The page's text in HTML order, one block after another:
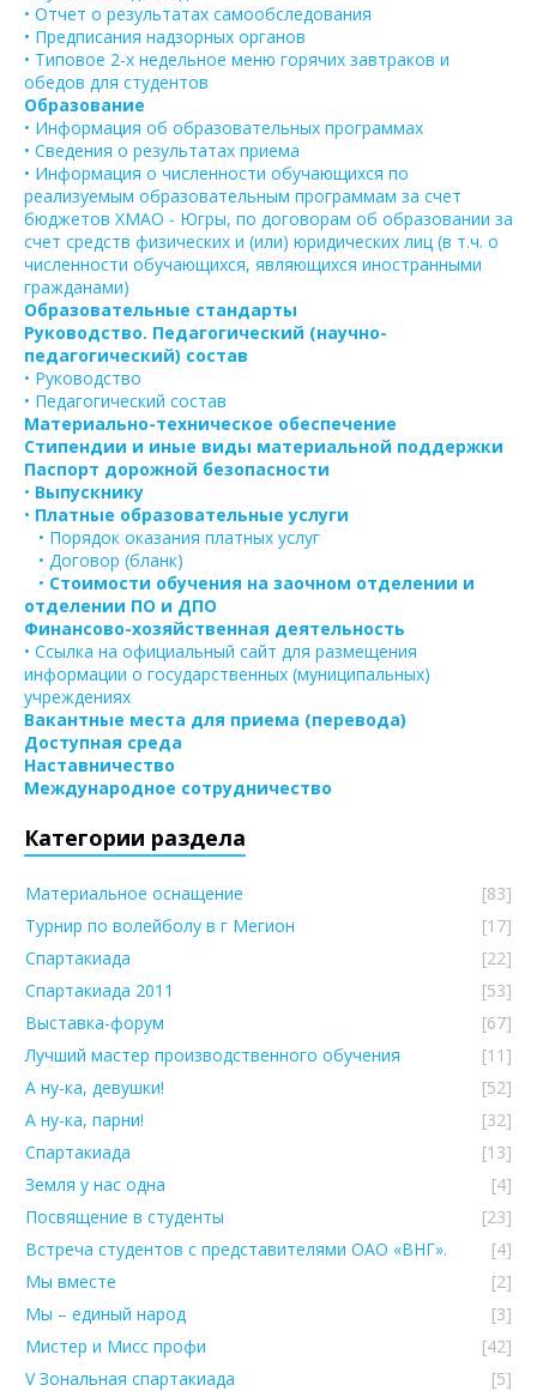
• Отчет о результатах самообследования
• Предписания надзорных органов
• Типовое 2-х недельное меню горячих завтраков и
обедов для студентов
Образование
• Информация об образовательных программах
• Сведения о результатах приема
• Информация о численности обучающихся по
реализуемым образовательным программам за счет
бюджетов ХМАО - Югры, по договорам об образовании за
счет средств физических и (или) юридических лиц (в т.ч. о
численности обучающихся, являющихся иностранными
гражданами)
Образовательные стандарты
Руководство. Педагогический (научно-
педагогический) состав
• Руководство
• Педагогический состав
Материально-техническое обеспечение
Стипендии и иные виды материальной поддержки
Паспорт дорожной безопасности
• Выпускнику
• Платные образовательные услуги
• Порядок оказания платных услуг
• Договор (бланк)
• Стоимости обучения на заочном отделении и
отделении ПО и ДПО
Финансово-хозяйственная деятельность
• Ссылка на официальный сайт для размещения
информации о государственных (муниципальных)
учреждениях
Вакантные места для приема (перевода)
Доступная среда
Наставничество
Международное сотрудничество
Категории раздела
Материальное оснащение
[83]
Турнир по волейболу в г Мегион
[17]
Спартакиада
[22]
Спартакиада 2011
[53]
Выставка-форум
[67]
Лучший мастер производственного обучения
[11]
А ну-ка, девушки!
[52]
А ну-ка, парни!
[32]
Спартакиада
[13]
Земля у нас одна
[4]
Посвящение в студенты
[23]
Встреча студентов с представителями ОАО «ВНГ».
[4]
Мы вместе
[2]
Мы – единый народ
[3]
Мистер и Мисс профи
[42]
V Зональная спартакиада
[5]